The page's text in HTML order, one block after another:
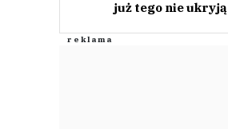
już tego nie ukryją